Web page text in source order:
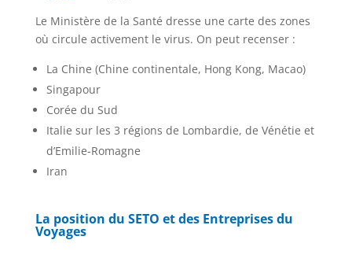
Le Ministère de la Santé dresse une carte des zones
où circule activement le virus. On peut recenser :
La Chine (Chine continentale, Hong Kong, Macao)
Singapour
Corée du Sud
Italie sur les 3 régions de Lombardie, de Vénétie et
d’Emilie-Romagne
Iran
La position du SETO et des Entreprises du
Voyages